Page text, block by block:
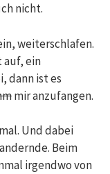
nicht.
weiterschlafen.
auf, ein
dann ist es
mir anzufangen.
Und dabei
Beim
irgendwo von